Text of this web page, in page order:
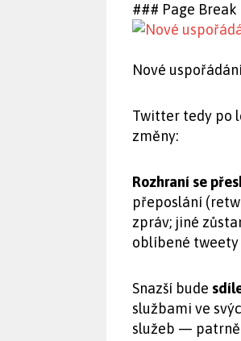
### Page Break
Nové
Twitter tedy po
změny:
Rozhraní se
přeposlání
zpráv; jiné
oblíbené tweety
Snazší bude
službami ve
služeb — patrně